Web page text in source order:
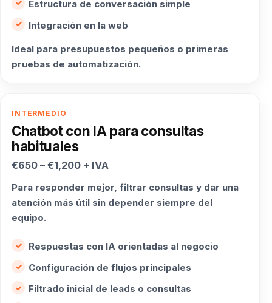
Estructura de conversación simple
Integración en la web
Ideal para presupuestos pequeños o primeras
pruebas de automatización.
INTERMEDIO
Chatbot con IA para consultas
habituales
€650 – €1,200 + IVA
Para responder mejor, filtrar consultas y dar una
atención más útil sin depender siempre del
equipo.
Respuestas con IA orientadas al negocio
Configuración de flujos principales
Filtrado inicial de leads o consultas